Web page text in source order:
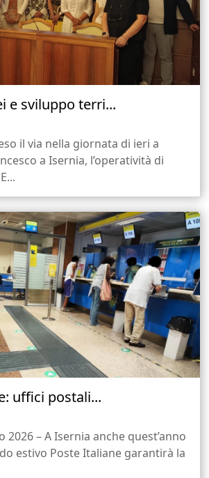
e sviluppo terri...
il via nella giornata di ieri a
a Isernia, l’operatività di
uffici postali...
2026 – A Isernia anche quest’anno
estivo Poste Italiane garantirà la